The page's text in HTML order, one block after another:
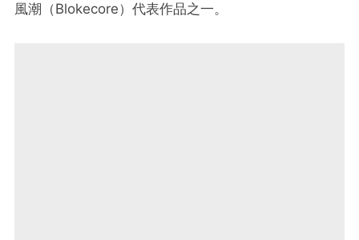
風潮（Blokecore）代表作品之一。